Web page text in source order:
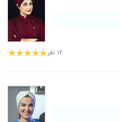
۱۲ نفر